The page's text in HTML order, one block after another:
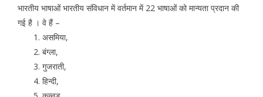
भारतीय भाषाओं भारतीय संविधान में वर्तमान में 22 भाषाओं को मान्यता प्रदान की
गई है । वे हैं –
असमिया,
बंग्ला,
गुजराती,
हिन्दी,